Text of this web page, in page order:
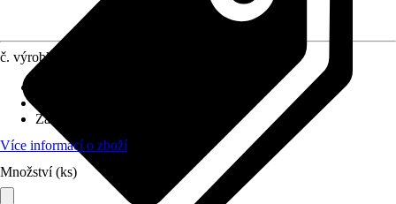
č. výrobku
Základní barva
Více informací o zboží
Množství (ks)